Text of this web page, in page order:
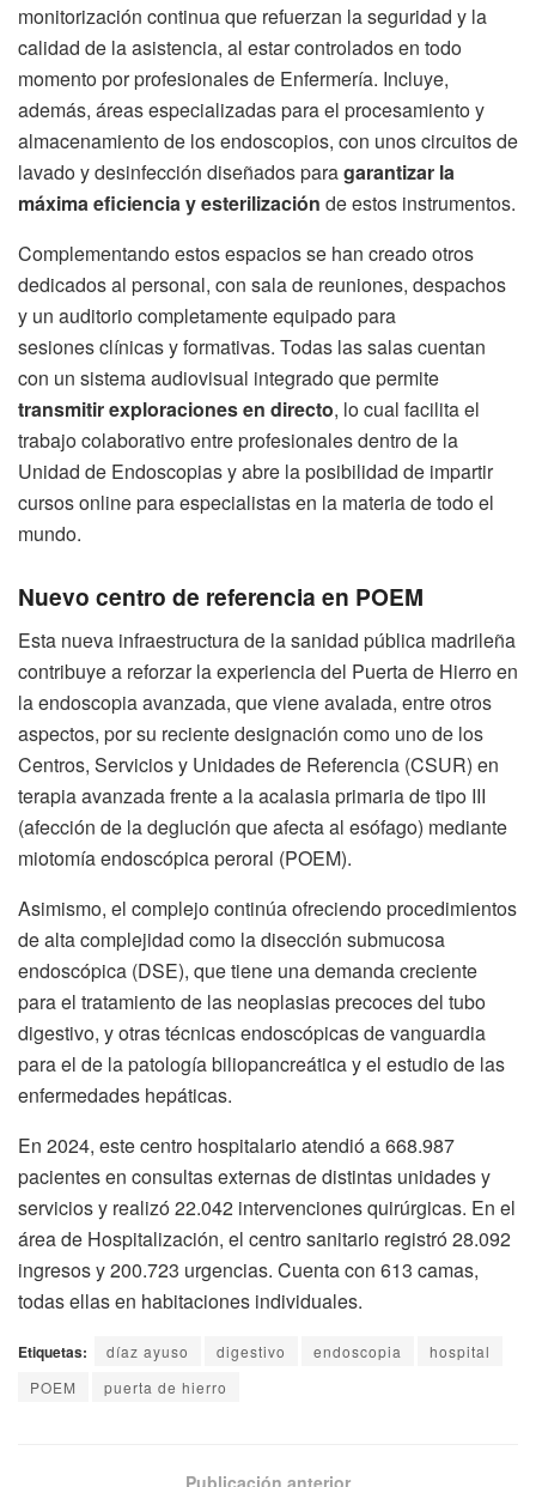
monitorización continua que refuerzan la seguridad y la
calidad de la asistencia, al estar controlados en todo
momento por profesionales de Enfermería. Incluye,
además, áreas especializadas para el procesamiento y
almacenamiento de los endoscopios, con unos circuitos de
lavado y desinfección diseñados paragarantizar la
máxima eficiencia y esterilización de estos instrumentos.
Complementando estos espacios se han creado otros
dedicados al personal, con sala de reuniones, despachos
y un auditorio completamente equipado para
sesiones clínicas y formativas. Todas las salas cuentan
con un sistema audiovisual integrado que permite
transmitir exploraciones en directo, lo cual facilita el
trabajo colaborativo entre profesionales dentro de la
Unidad de Endoscopias y abre la posibilidad de impartir
cursos online para especialistas en la materia de todo el
mundo.
Nuevo centro de referencia en POEM
Esta nueva infraestructura de la sanidad pública madrileña
contribuye a reforzar la experiencia del Puerta de Hierro en
la endoscopia avanzada, que viene avalada, entre otros
aspectos, por su reciente designación como uno de los
Centros, Servicios y Unidades de Referencia (CSUR) en
terapia avanzada frente a la acalasia primaria de tipo III
(afección de la deglución que afecta al esófago) mediante
miotomía endoscópica peroral (POEM).
Asimismo, el complejo continúa ofreciendo procedimientos
de alta complejidad como la disección submucosa
endoscópica (DSE), que tiene una demanda creciente
para el tratamiento de las neoplasias precoces del tubo
digestivo, y otras técnicas endoscópicas de vanguardia
para el de la patología biliopancreática y el estudio de las
enfermedades hepáticas.
En 2024, este centro hospitalario atendió a 668.987
pacientes en consultas externas de distintas unidades y
servicios y realizó 22.042 intervenciones quirúrgicas. En el
área de Hospitalización, el centro sanitario registró 28.092
ingresos y 200.723 urgencias. Cuenta con 613 camas,
todas ellas en habitaciones individuales.
Etiquetas: díaz ayuso digestivo endoscopia
hospital
POEM
puerta de hierro
Publicación anterior